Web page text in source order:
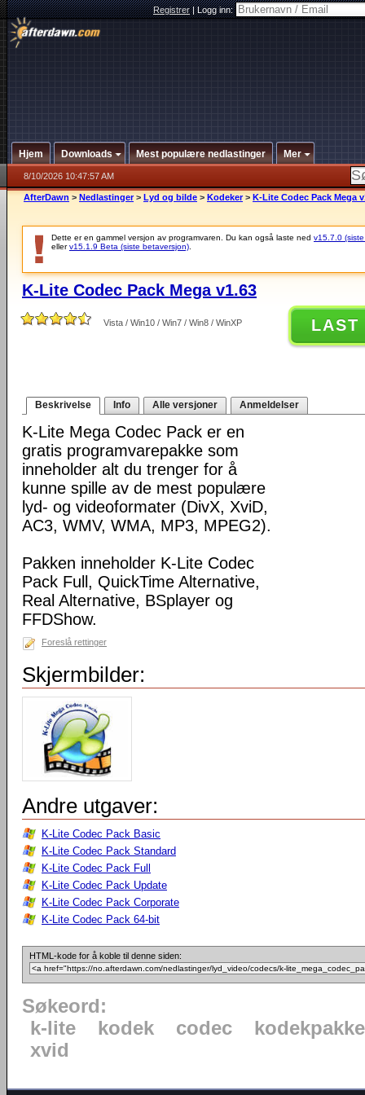
Registrer|Logg inn:
Hjem Downloads Mest populære nedlastinger Mer
8/10/2026 10:47:57 AM
AfterDawn > Nedlastinger > Lyd og bilde > Kodeker > K-Lite Codec Pack Mega
Dette er en gammel versjon av programvaren. Du kan også laste ned v15.7.0
ellerv15.1.9 Beta (siste betaversjon)
K-Lite Codec Pack Mega v1.63
Vista / Win10 / Win7 / Win8 / WinXP LAST
Beskrivelse Info Alle versjoner Anmeldelser
K-Lite Mega Codec Pack er en
gratis programvarepakke som
inneholder alt du trenger for å
kunne spille av de mest populære
lyd- og videoformater (DivX, XviD,
AC3, WMV, WMA, MP3, MPEG2).
Pakken inneholder K-Lite Codec
Pack Full, QuickTime Alternative,
Real Alternative, BSplayer og
FFDShow.
Foreslå rettinger
Skjermbilder:
Andre utgaver:
K-Lite Codec Pack Basic
K-Lite Codec Pack Standard
K-Lite Codec Pack Full
K-Lite Codec Pack Update
K-Lite Codec Pack Corporate
K-Lite Codec Pack 64-bit
HTML-kode for å koble til denne siden:
Søkeord:
k-lite
kodek codec
kodekpakke
xvid